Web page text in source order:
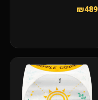
₪489